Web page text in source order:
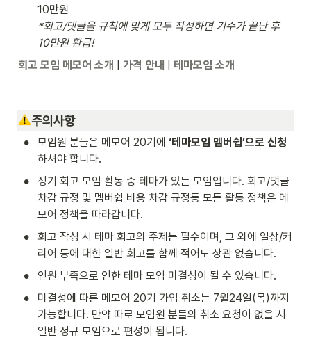
*회고/댓글을 규칙에 맞게 모두 작성하면 기수가 끝난 후
10만원 환급!
회고 모임 메모어 소개
가격 안내 테마모임 소개
주의사항
• 모임원 분들은 메모어 20기에 ‘테마모임 멤버쉽’으로 신청
하셔야 합니다.
•
정기 회고 모임 활동 중 테마가 있는 모임입니다. 회고/댓글
차감 규정 및 멤버쉽 비용 차감 규정등 모든 활동 정책은 메
모어 정책을 따라갑니다.
•
회고 작성 시 테마 회고의 주제는 필수이며, 그 외에 일상/커
리어 등에 대한 일반 회고를 함께 적어도 상관 없습니다.
• 인원 부족으로 인한 테마 모임 미결성이 될 수 있습니다.
•
미결성에 따른 메모어 20기 가입 취소는 7월24일(목)까지
가능합니다. 만약 따로 모임원 분들의 취소 요청이 없을 시